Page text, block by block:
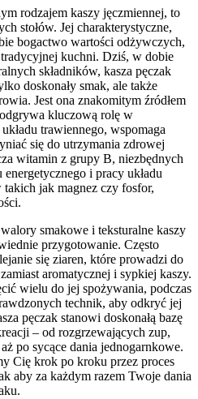
rodzajem kaszy jęczmiennej, to
stołów. Jej charakterystyczne,
bogactwo wartości odżywczych,
kuchni. Dziś, w dobie
składników, kasza pęczak
doskonały smak, ale także
Jest ona znakomitym źródłem
kluczową rolę w
trawiennego, wspomaga
się do utrzymania zdrowej
witamin z grupy B, niezbędnych
i pracy układu
takich jak magnez czy fosfor,
smakowe i teksturalne kaszy
przygotowanie. Często
się ziaren, które prowadzi do
aromatycznej i sypkiej kaszy.
wielu do jej spożywania, podczas
technik, aby odkryć jej
pęczak stanowi doskonałą bazę
– od rozgrzewających zup,
po sycące dania jednogarnkowe.
Cię krok po kroku przez proces
aby za każdym razem Twoje dania